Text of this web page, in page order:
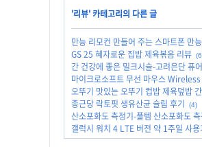
'리뷰' 카테고리의 다른 글
만능 리모컨 만들어 주는 스마트폰 만
GS 25 혜자로운 집밥 제육볶음 리뷰
간 건강에 좋은 밀크시슬-고려은단 퓨
마이크로소프트 무선 마우스
오뚜기 맛있는 오뚜기 컵밥 제육덮밥
종근당 락토핏 생유산균 슬림 후기 (4)
산소포화도 측정기-풀템 산소포화도
갤럭시 워치 4 LTE 버전 약 1주일 사용